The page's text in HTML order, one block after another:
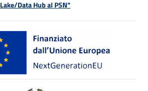
Lake/Data Hub al PSN"